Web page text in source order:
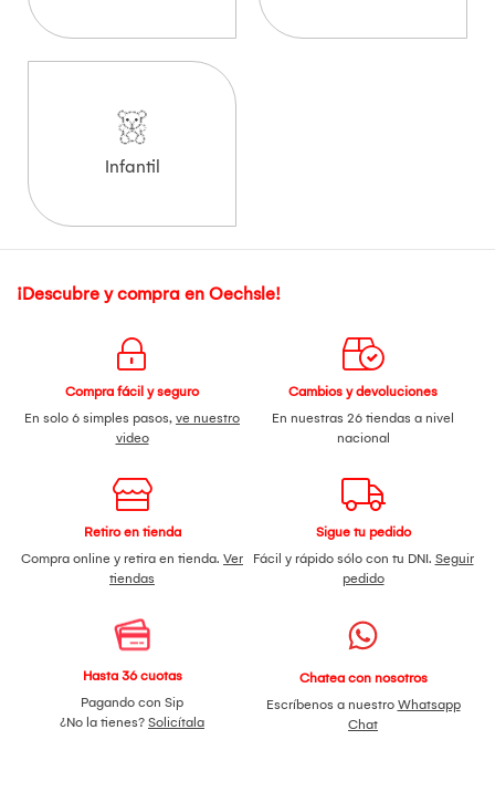
Infantil
¡Descubre y compra en Oechsle!
Compra fácil y seguro
En solo 6 simples pasos, ve nuestro
video
Cambios y devoluciones
En nuestras 26 tiendas a nivel
nacional
Retiro en tienda
Compra online y retira en tienda. Ver
tiendas
Sigue tu pedido
Fácil y rápido sólo con tu DNI. Seguir
pedido
Hasta 36 cuotas
Pagando con Sip
¿No la tienes? Solicítala
Chatea con nosotros
Escríbenos a nuestro Whatsapp
Chat